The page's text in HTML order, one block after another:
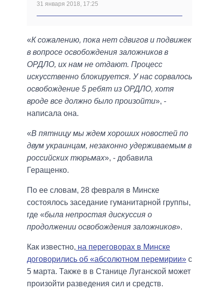
31 января 2018, 17:25
«К сожалению, пока нет сдвигов и подвижек
в вопросе освобождения заложников в
ОРДЛО, их нам не отдают. Процесс
искусственно блокируется. У нас сорвалось
освобождение 5 ребят из ОРДЛО, хотя
вроде все должно было произойти», -
написала она.
«В пятницу мы ждем хороших новостей по
двум украинцам, незаконно удерживаемым в
российских тюрьмах», - добавила
Геращенко.
По ее словам, 28 февраля в Минске
состоялось заседание гуманитарной группы,
где «была непростая дискуссия о
продолжении освобождения заложников».
Как известно, на переговорах в Минске
договорились об «абсолютном перемирии» с
5 марта. Также в в Станице Луганской может
произойти разведения сил и средств.